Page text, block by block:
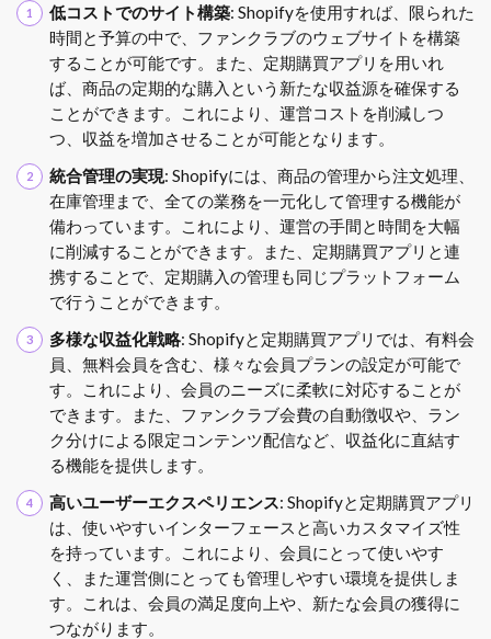
低コストでのサイト構築: Shopifyを使用すれば、限られた
時間と予算の中で、ファンクラブのウェブサイトを構築
することが可能です。また、定期購買アプリを用いれ
ば、商品の定期的な購入という新たな収益源を確保する
ことができます。これにより、運営コストを削減しつ
つ、収益を増加させることが可能となります。
統合管理の実現: Shopifyには、商品の管理から注文処理、
在庫管理まで、全ての業務を一元化して管理する機能が
備わっています。これにより、運営の手間と時間を大幅
に削減することができます。また、定期購買アプリと連
携することで、定期購入の管理も同じプラットフォーム
で行うことができます。
多様な収益化戦略: Shopifyと定期購買アプリでは、有料会
員、無料会員を含む、様々な会員プランの設定が可能で
す。これにより、会員のニーズに柔軟に対応することが
できます。また、ファンクラブ会費の自動徴収や、ラン
ク分けによる限定コンテンツ配信など、収益化に直結す
る機能を提供します。
高いユーザーエクスペリエンス: Shopifyと定期購買アプリ
は、使いやすいインターフェースと高いカスタマイズ性
を持っています。これにより、会員にとって使いやす
く、また運営側にとっても管理しやすい環境を提供しま
す。これは、会員の満足度向上や、新たな会員の獲得に
つながります。